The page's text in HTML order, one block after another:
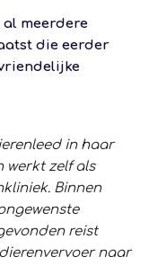
meerdere
die eerder
in haar
werkt zelf als
Binnen
reist
naar